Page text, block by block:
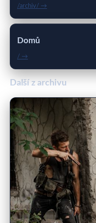
/archiv/ →
Domů
/ →
Další z archivu